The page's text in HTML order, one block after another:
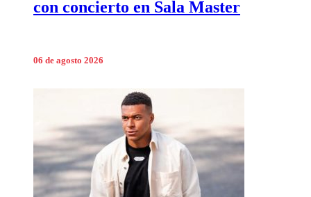
con concierto en Sala Master
06 de agosto 2026